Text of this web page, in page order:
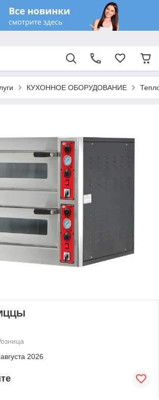
КУХОННОЕ ОБОРУДОВАНИЕ
2026